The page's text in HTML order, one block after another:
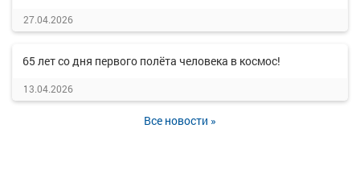
27.04.2026
65 лет со дня первого полёта человека в космос!
13.04.2026
Все новости »